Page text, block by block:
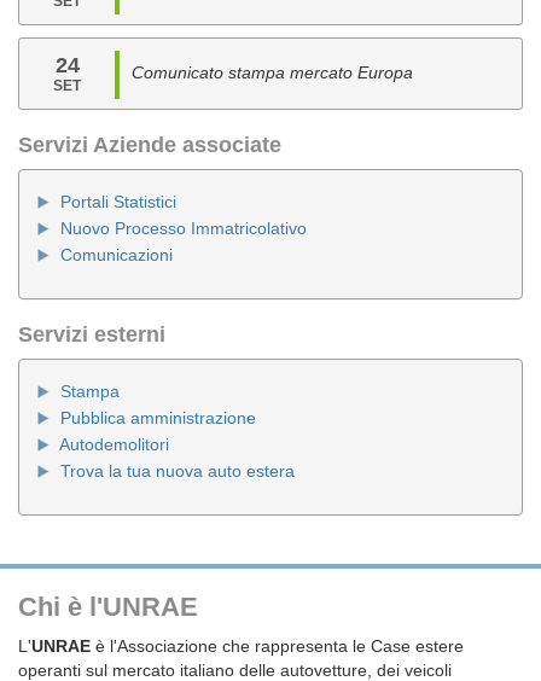
24
SET
Comunicato stampa mercato Europa
Servizi Aziende associate
Portali Statistici
Nuovo Processo Immatricolativo
Comunicazioni
Servizi esterni
Stampa
Pubblica amministrazione
Autodemolitori
Trova la tua nuova auto estera
Chi è l'UNRAE
L'UNRAE è l'Associazione che rappresenta le Case estere
operanti sul mercato italiano delle autovetture, dei veicoli